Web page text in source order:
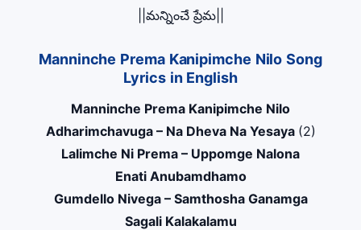
||మన్నించే ప్రేమ||
Manninche Prema Kanipimche Nilo Song
Lyrics in English
Manninche Prema Kanipimche Nilo
Adharimchavuga – Na Dheva Na Yesaya (2)
Lalimche Ni Prema – Uppomge Nalona
Enati Anubamdhamo
Gumdello Nivega – Samthosha Ganamga
Sagali Kalakalamu